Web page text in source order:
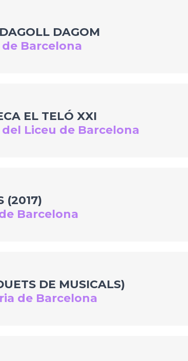
DAGOM
Barcelona
EL TELÓ XXI
Liceu de Barcelona
(2017)
Barcelona
DE MUSICALS)
de Barcelona